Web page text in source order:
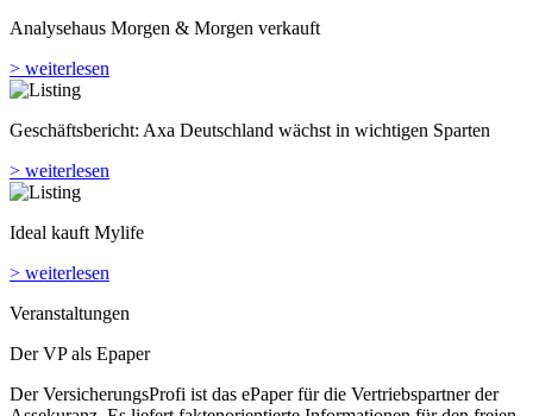
Analyse­haus Morgen & Morgen verkauft
> weiterlesen
Geschäftsbericht: Axa Deutschland wächst in wichtigen Sparten
> weiterlesen
Ideal kauft Mylife
> weiterlesen
Veranstaltungen
Der VP als Epaper
Der VersicherungsProfi ist das ePaper für die Vertriebspartner der